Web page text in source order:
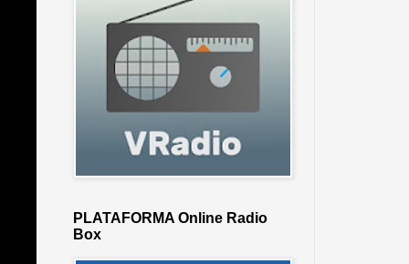
PLATAFORMA Online Radio
Box